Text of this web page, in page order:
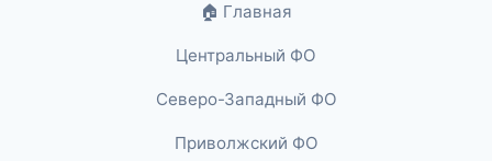
🏠 Главная
Центральный ФО
Северо-Западный ФО
Приволжский ФО